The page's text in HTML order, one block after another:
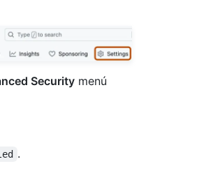
Security menú
.